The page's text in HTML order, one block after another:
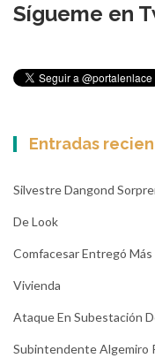
Sígueme en
Entradas
Silvestre Dangond
De Look
Comfacesar Entregó
Vivienda
Ataque En Subestación
Subintendente Algemiro